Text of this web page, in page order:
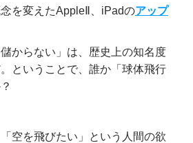
を変えたAppleⅡ、iPadのアップ
からない」は、歴史上の知名度
ということで、誰か「球体飛行
空を飛びたい」という人間の欲